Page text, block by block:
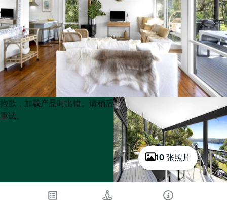
10 张照片
Product
List
Product
List
抱歉，加载产品时出错。请稍后
重试。